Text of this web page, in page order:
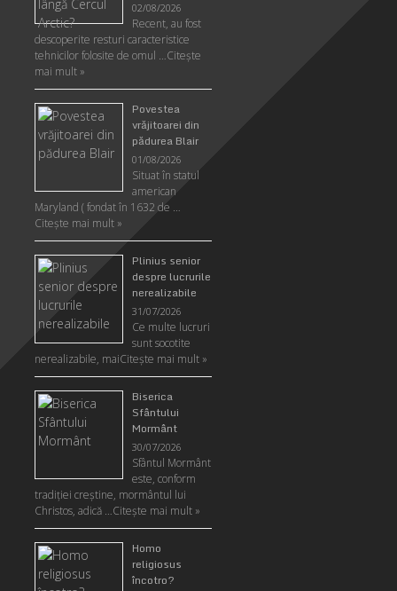
02/08/2026
Recent, au fost
descoperite resturi caracteristice
tehnicilor folosite de omul …Citeşte
mai mult »
Povestea
vrăjitoarei din
pădurea Blair
01/08/2026
Situat în statul
american
Maryland ( fondat în 1632 de …
Citeşte mai mult »
Plinius senior
despre lucrurile
nerealizabile
31/07/2026
Ce multe lucruri
sunt socotite
nerealizabile, maiCiteşte mai mult »
Biserica
Sfântului
Mormânt
30/07/2026
Sfântul Mormânt
este, conform
tradiţiei creştine, mormântul lui
Christos, adică …Citeşte mai mult »
Homo
religiosus
încotro?